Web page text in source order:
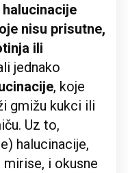
nisu prisutne,
ili
jednako
, koje
gmižu kukci ili
Uz to,
halucinacije,
i okusne